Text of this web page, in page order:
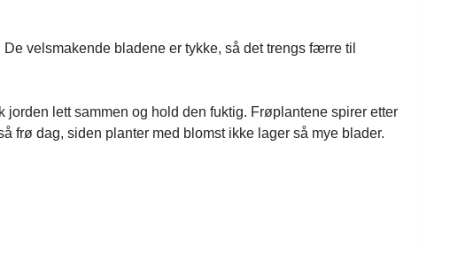
velsmakende bladene er tykke, så det trengs færre til
lett sammen og hold den fuktig. Frøplantene spirer etter
frø dag, siden planter med blomst ikke lager så mye blader.